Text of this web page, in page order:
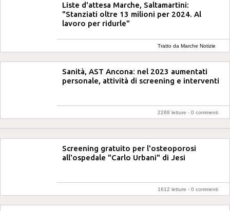
Liste d'attesa Marche, Saltamartini:
"Stanziati oltre 13 milioni per 2024. Al
lavoro per ridurle"
Tratto da Marche Notizie
Sanità, AST Ancona: nel 2023 aumentati
personale, attività di screening e interventi
2288 letture - 0 commenti
Screening gratuito per l'osteoporosi
all'ospedale "Carlo Urbani" di Jesi
1612 letture - 0 commenti